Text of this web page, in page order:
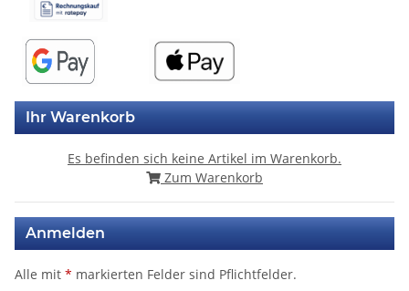
Ihr Warenkorb
Es befinden sich keine Artikel im Warenkorb.
Zum Warenkorb
Anmelden
Alle mit * markierten Felder sind Pflichtfelder.